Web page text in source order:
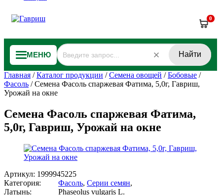
0
МЕНЮ Найти
Главная /Каталог продукции /Семена овощей /Бобовые /
Фасоль /Семена Фасоль спаржевая Фатима, 5,0г, Гавриш,
Урожай на окне
Семена Фасоль спаржевая Фатима,
5,0г, Гавриш, Урожай на окне
Артикул: 1999945225
Категория:
Фасоль, Серии семян,
Латынь:
Phaseolus vulgaris L.